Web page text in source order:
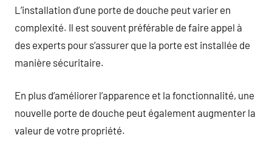
L’installation d’une porte de douche peut varier en
complexité. Il est souvent préférable de faire appel à
des experts pour s’assurer que la porte est installée de
manière sécuritaire.
En plus d’améliorer l’apparence et la fonctionnalité, une
nouvelle porte de douche peut également augmenter la
valeur de votre propriété.